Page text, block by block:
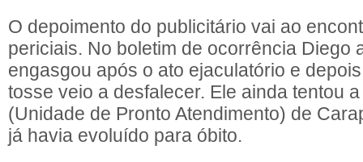
O depoimento do publicitário vai ao
periciais. No boletim de ocorrência Diego
engasgou após o ato ejaculatório e
tosse veio a desfalecer. Ele ainda tentou
(Unidade de Pronto Atendimento) de
já havia evoluído para óbito.